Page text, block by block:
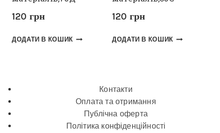
120 грн
ДОДАТИ В КОШИК
120 грн
ДОДАТИ В КОШИК
Контакти
Оплата та отримання
Публічна оферта
Політика конфіденційності